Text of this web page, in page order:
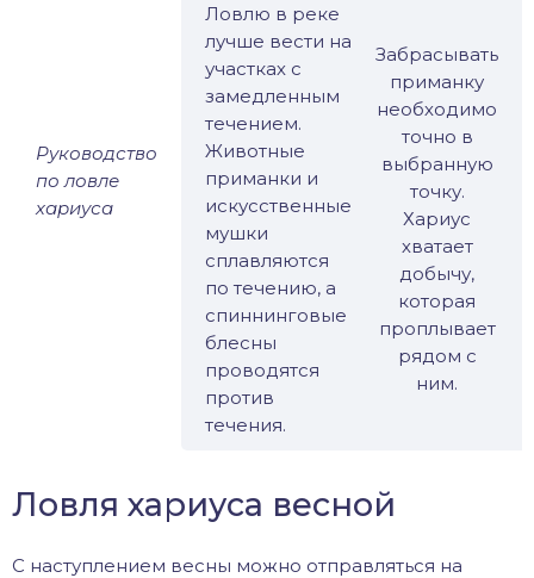
Руководство
по ловле
хариуса
Ловлю в реке
лучше вести на
участках с
замедленным
течением.
Животные
приманки и
искусственные
мушки
сплавляются
по течению, а
спиннинговые
блесны
проводятся
против
течения.
Забрасывать
приманку
необходимо
точно в
выбранную
точку.
Хариус
хватает
добычу,
которая
проплывает
рядом с
ним.
Ловля хариуса весной
С наступлением весны можно отправляться на